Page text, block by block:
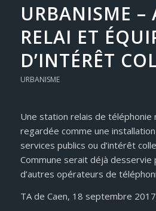
URBANISME –
RELAI ET
D’INTÉRÊT
URBANISME
Une station relais de
regardée comme une
services publics ou d’intérêt
Commune serait déjà desservie
d’autres opérateurs de
TA de Caen, 18 septembre